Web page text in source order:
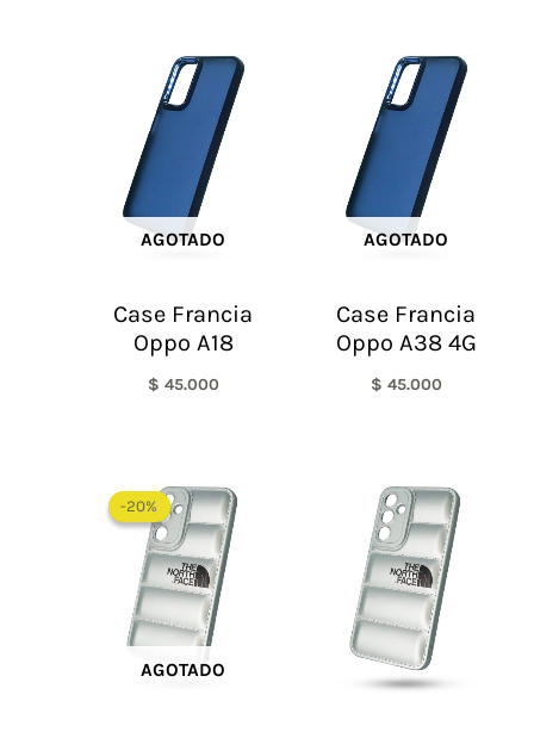
AGOTADO
Case Francia
Oppo A18
$ 45.000
AGOTADO
Case Francia
Oppo A38 4G
$ 45.000
-20%
AGOTADO
-20%
precio
original
era:
$ 60.000.